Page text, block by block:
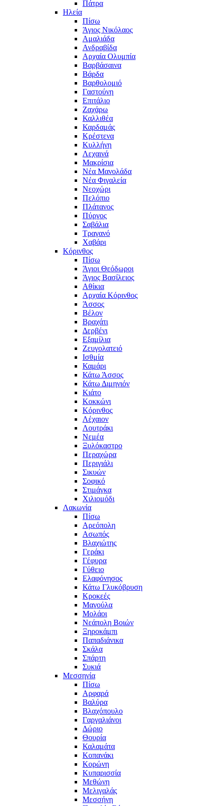
Πάτρα
Ηλεία
Πίσω
Άγιος Νικόλαος
Αμαλιάδα
Ανδραβίδα
Αρχαία Ολυμπία
Βαρβάσαινα
Βάρδα
Βαρθολομιό
Γαστούνη
Επιτάλιο
Ζαχάρω
Καλλιθέα
Καρδαμάς
Κρέστενα
Κυλλήνη
Λεχαινά
Μακρίσια
Νέα Μανολάδα
Νέα Φιγαλεία
Νεοχώρι
Πελόπιο
Πλάτανος
Πύργος
Σαβάλια
Τραγανό
Χαβάρι
Κόρινθος
Πίσω
Άγιοι Θεόδωροι
Άγιος Βασίλειος
Αθίκια
Αρχαία Κόρινθος
Άσσος
Βέλον
Βραχάτι
Δερβένι
Εξαμίλια
Ζευγολατειό
Ισθμία
Καμάρι
Κάτω Άσσος
Κάτω Διμηνιόν
Κιάτο
Κοκκώνι
Κόρινθος
Λέχαιον
Λουτράκι
Νεμέα
Ξυλόκαστρο
Περαχώρα
Περιγιάλι
Σικυών
Σοφικό
Στιμάγκα
Χιλιομόδι
Λακωνία
Πίσω
Αρεόπολη
Ασωπός
Βλαχιώτης
Γεράκι
Γέφυρα
Γύθειο
Ελαφόνησος
Κάτω Γλυκόβρυση
Κροκεές
Μαγούλα
Μολάοι
Νεάπολη Βοιών
Ξηροκάμπι
Παπαδιάνικα
Σκάλα
Σπάρτη
Συκιά
Μεσσηνία
Πίσω
Αρφαρά
Βαλύρα
Βλαχόπουλο
Γαργαλιάνοι
Δώριο
Θουρία
Καλαμάτα
Κοπανάκι
Κορώνη
Κυπαρισσία
Μεθώνη
Μελιγαλάς
Μεσσήνη